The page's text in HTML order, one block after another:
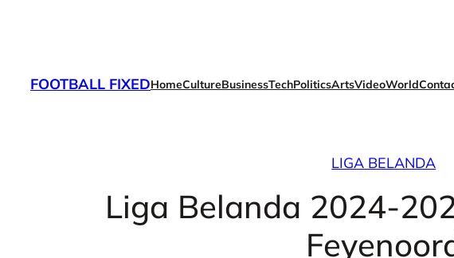
FOOTBALL FIXEDHomeCultureBusinessTechPoliticsArtsVideoWorld
LIGA BELANDA
Liga Belanda 2024-